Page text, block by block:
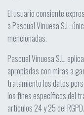
El usuario consiente
a Pascual Vinuesa S.L.
mencionadas.
Pascual Vinuesa S.L.
apropiadas con miras a
tratamiento los datos
los fines específicos del
artículos 24 y 25 del RGPD.